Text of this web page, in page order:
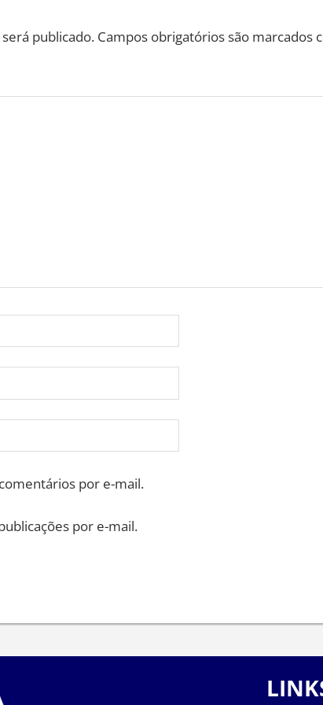
publicado. Campos obrigatórios são marcados
por e-mail.
por e-mail.